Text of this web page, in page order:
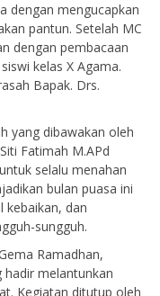
dengan mengucapkan
pantun. Setelah MC
dengan pembacaan
kelas X Agama.
Bapak. Drs.
yang dibawakan oleh
Fatimah M.APd
selalu menahan
bulan puasa ini
kebaikan, dan
sungguh.
Ramadhan,
hadir melantunkan
Kegiatan ditutup oleh